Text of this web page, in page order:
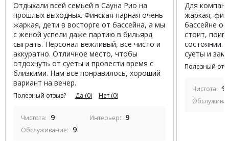
Отдыхали всей семьей в Сауна Рио на
прошлых выходных. Финская парная очень
жаркая, дети в восторге от бассейна, а мы
с женой успели даже партию в бильярд
сыграть. Персонал вежливый, все чисто и
аккуратно. Отличное место, чтобы
отдохнуть от суеты и провести время с
близкими. Нам все понравилось, хороший
вариант на вечер.
Полезный отзыв? Да (0) Нет (0)
Чистота: 9 Интерьер: 9
Обслуживание: 9
Для
жаркая,
бассейне
стоит,
состоянии.
суеты и
Полезный
Чистота: 9